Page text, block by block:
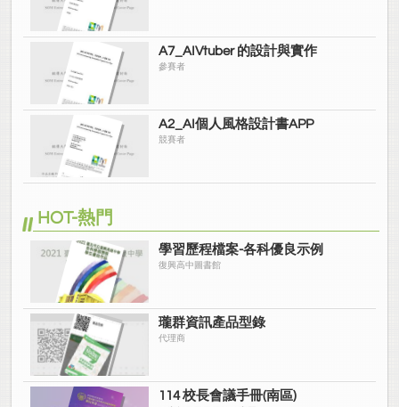
A7_AIVtuber 的設計與實作
參賽者
A2_AI個人風格設計書APP
競賽者
HOT-熱門
學習歷程檔案-各科優良示例
復興高中圖書館
瓏群資訊產品型錄
代理商
114 校長會議手冊(南區)